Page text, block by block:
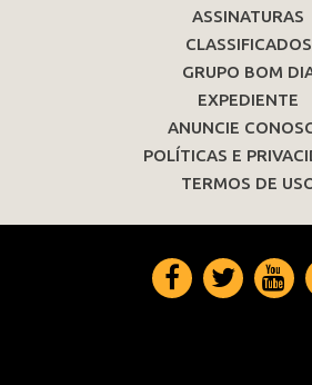
ASSINATURAS
CLASSIFICADOS
GRUPO BOM
EXPEDIENTE
ANUNCIE
POLÍTICAS E
TERMOS DE